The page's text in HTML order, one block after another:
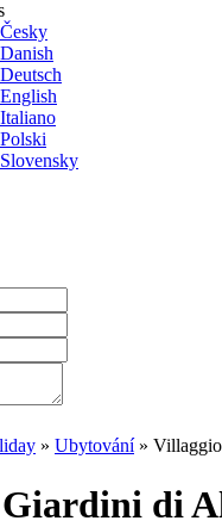
Česky
Danish
Deutsch
English
Italiano
Polski
Slovensky
» Ubytování»
di